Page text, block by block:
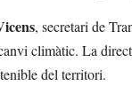
, secretari de
climàtic. La
del territori.